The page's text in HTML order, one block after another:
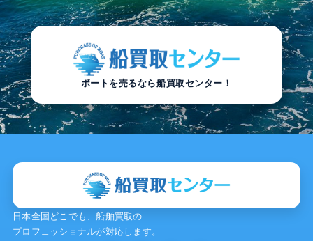
ボートを売るなら船買取センター！
日本全国どこでも、船舶買取の
プロフェッショナルが対応します。